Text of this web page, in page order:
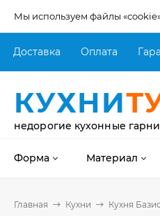
Мы используем файлы
Доставка Оплата
КУХНИ
недорогие кухонные
Форма Материал
Главная Кухни Кухня